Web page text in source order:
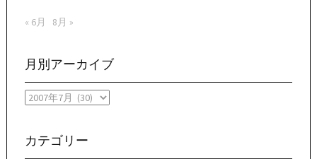
« 6月 8月 »
月別アーカイブ
月
ー
カテゴリー